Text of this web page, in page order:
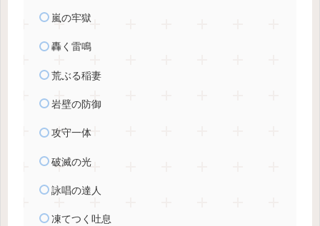
嵐の牢獄
轟く雷鳴
荒ぶる稲妻
岩壁の防御
攻守一体
破滅の光
詠唱の達人
凍てつく吐息